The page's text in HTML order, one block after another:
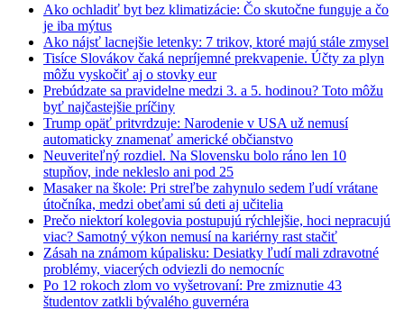
Ako ochladiť byt bez klimatizácie: Čo skutočne funguje a čo
je iba mýtus
Ako nájsť lacnejšie letenky: 7 trikov, ktoré majú stále zmysel
Tisíce Slovákov čaká nepríjemné prekvapenie. Účty za plyn
môžu vyskočiť aj o stovky eur
Prebúdzate sa pravidelne medzi 3. a 5. hodinou? Toto môžu
byť najčastejšie príčiny
Trump opäť pritvrdzuje: Narodenie v USA už nemusí
automaticky znamenať americké občianstvo
Neuveriteľný rozdiel. Na Slovensku bolo ráno len 10
stupňov, inde nekleslo ani pod 25
Masaker na škole: Pri streľbe zahynulo sedem ľudí vrátane
útočníka, medzi obeťami sú deti aj učitelia
Prečo niektorí kolegovia postupujú rýchlejšie, hoci nepracujú
viac? Samotný výkon nemusí na kariérny rast stačiť
Zásah na známom kúpalisku: Desiatky ľudí mali zdravotné
problémy, viacerých odviezli do nemocníc
Po 12 rokoch zlom vo vyšetrovaní: Pre zmiznutie 43
študentov zatkli bývalého guvernéra